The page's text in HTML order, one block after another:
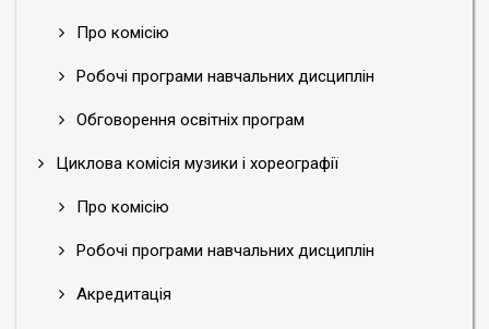
Про комісію
Робочі програми навчальних дисциплін
Обговорення освітніх програм
Циклова комісія музики і хореографії
Про комісію
Робочі програми навчальних дисциплін
Акредитація